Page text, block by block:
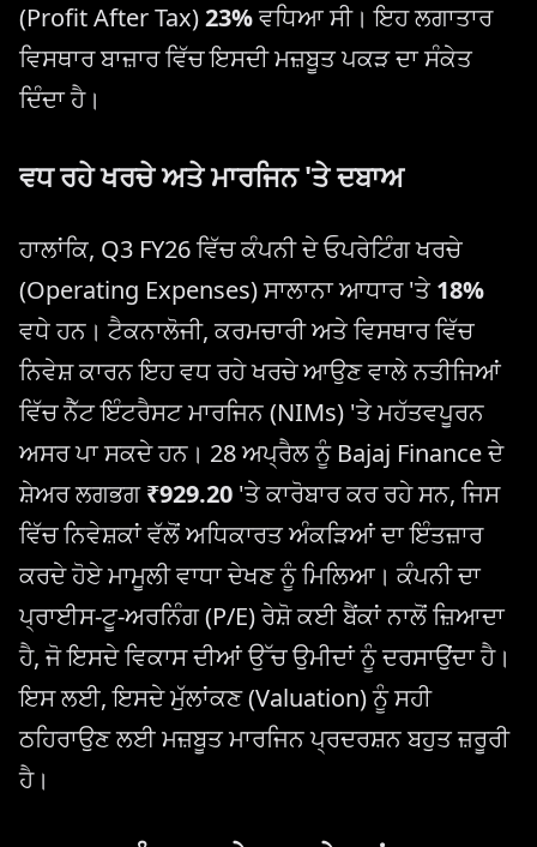
(Profit After Tax)23%ਵਧਿਆ ਸੀ। ਇਹ ਲਗਾਤਾਰ
ਵਿਸਥਾਰ ਬਾਜ਼ਾਰ ਵਿੱਚ ਇਸਦੀ ਮਜ਼ਬੂਤ ​​ਪਕੜ ਦਾ ਸੰਕੇਤ
ਦਿੰਦਾ ਹੈ।
ਵਧ ਰਹੇ ਖਰਚੇ ਅਤੇ ਮਾਰਜਿਨ 'ਤੇ ਦਬਾਅ
ਹਾਲਾਂਕਿ, Q3 FY26 ਵਿੱਚ ਕੰਪਨੀ ਦੇ ਓਪਰੇਟਿੰਗ ਖਰਚੇ
(Operating Expenses) ਸਾਲਾਨਾ ਆਧਾਰ 'ਤੇ18%
ਵਧੇ ਹਨ। ਟੈਕਨਾਲੋਜੀ, ਕਰਮਚਾਰੀ ਅਤੇ ਵਿਸਥਾਰ ਵਿੱਚ
ਨਿਵੇਸ਼ ਕਾਰਨ ਇਹ ਵਧ ਰਹੇ ਖਰਚੇ ਆਉਣ ਵਾਲੇ ਨਤੀਜਿਆਂ
ਵਿੱਚ ਨੈੱਟ ਇੰਟਰੈਸਟ ਮਾਰਜਿਨ (NIMs) 'ਤੇ ਮਹੱਤਵਪੂਰਨ
ਅਸਰ ਪਾ ਸਕਦੇ ਹਨ। 28 ਅਪ੍ਰੈਲ ਨੂੰ Bajaj Finance ਦੇ
ਸ਼ੇਅਰ ਲਗਭਗ₹929.20 'ਤੇ ਕਾਰੋਬਾਰ ਕਰ ਰਹੇ ਸਨ, ਜਿਸ
ਵਿੱਚ ਨਿਵੇਸ਼ਕਾਂ ਵੱਲੋਂ ਅਧਿਕਾਰਤ ਅੰਕੜਿਆਂ ਦਾ ਇੰਤਜ਼ਾਰ
ਕਰਦੇ ਹੋਏ ਮਾਮੂਲੀ ਵਾਧਾ ਦੇਖਣ ਨੂੰ ਮਿਲਿਆ। ਕੰਪਨੀ ਦਾ
ਪ੍ਰਾਈਸ-ਟੂ-ਅਰਨਿੰਗ (P/E) ਰੇਸ਼ੋ ਕਈ ਬੈਂਕਾਂ ਨਾਲੋਂ ਜ਼ਿਆਦਾ
ਹੈ, ਜੋ ਇਸਦੇ ਵਿਕਾਸ ਦੀਆਂ ਉੱਚ ਉਮੀਦਾਂ ਨੂੰ ਦਰਸਾਉਂਦਾ ਹੈ।
ਇਸ ਲਈ, ਇਸਦੇ ਮੁੱਲਾਂਕਣ (Valuation) ਨੂੰ ਸਹੀ
ਠਹਿਰਾਉਣ ਲਈ ਮਜ਼ਬੂਤ ​​ਮਾਰਜਿਨ ਪ੍ਰਦਰਸ਼ਨ ਬਹੁਤ ਜ਼ਰੂਰੀ
ਹੈ।